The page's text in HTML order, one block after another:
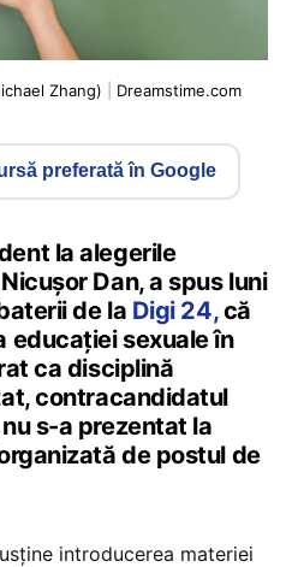
Zhang) Dreamstime.com
preferată în Google
la alegerile
Dan, a spus luni
de la Digi 24,că
educației sexuale în
ca disciplină
contracandidatul
s-a prezentat la
de postul de
introducerea materiei